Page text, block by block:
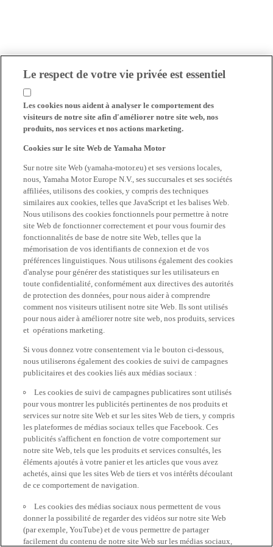
Le respect de votre vie privée est essentiel
Les cookies nous aident à analyser le comportement des
visiteurs de notre site afin d'améliorer notre site web, nos
produits, nos services et nos actions marketing.
Cookies sur le site Web de Yamaha Motor
Sur notre site Web (yamaha-motor.eu) et ses versions locales,
nous, Yamaha Motor Europe N.V., ses succursales et ses sociétés
affiliées, utilisons des cookies, y compris des techniques
similaires aux cookies, telles que JavaScript et les balises Web.
Nous utilisons des cookies fonctionnels pour permettre à notre
site Web de fonctionner correctement et pour vous fournir des
fonctionnalités de base de notre site Web, telles que la
mémorisation de vos identifiants de connexion et de vos
préférences linguistiques. Nous utilisons également des cookies
d'analyse pour générer des statistiques sur les utilisateurs en
toute confidentialité, conformément aux directives des autorités
de protection des données, pour nous aider à comprendre
comment nos visiteurs utilisent notre site Web. Ils sont utilisés
pour nous aider à améliorer notre site web, nos produits, services
et opérations marketing.
Si vous donnez votre consentement via le bouton ci-dessous,
nous utiliserons également des cookies de suivi de campagnes
publicitaires et des cookies liés aux médias sociaux :
Les cookies de suivi de campagnes publicatires sont utilisés
pour vous montrer les publicités pertinentes de nos produits et
services sur notre site Web et sur les sites Web de tiers, y compris
les plateformes de médias sociaux telles que Facebook. Ces
publicités s'affichent en fonction de votre comportement sur
notre site Web, tels que les produits et services consultés, les
éléments ajoutés à votre panier et les articles que vous avez
achetés, ainsi que les sites Web de tiers et vos intérêts découlant
de ce comportement de navigation.
Les cookies des médias sociaux nous permettent de vous
donner la possibilité de regarder des vidéos sur notre site Web
(par exemple, YouTube) et de vous permettre de partager
facilement du contenu de notre site Web sur les médias sociaux,